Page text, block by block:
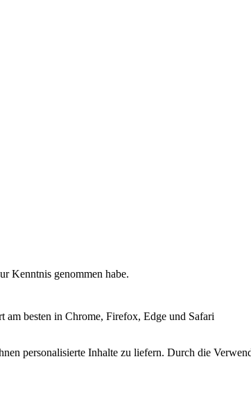
Kenntnis genommen habe.
besten in Chrome, Firefox, Edge und Safari
personalisierte Inhalte zu liefern. Durch die